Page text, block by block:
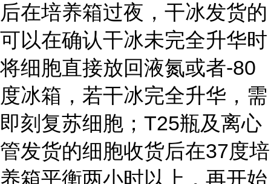
后在培养箱过夜，干冰发货的
可以在确认干冰未完全升华时
将细胞直接放回液氮或者-80
度冰箱，若干冰完全升华，需
即刻复苏细胞；T25瓶及离心
管发货的细胞收货后在37度培
养箱平衡两小时以上，再开始